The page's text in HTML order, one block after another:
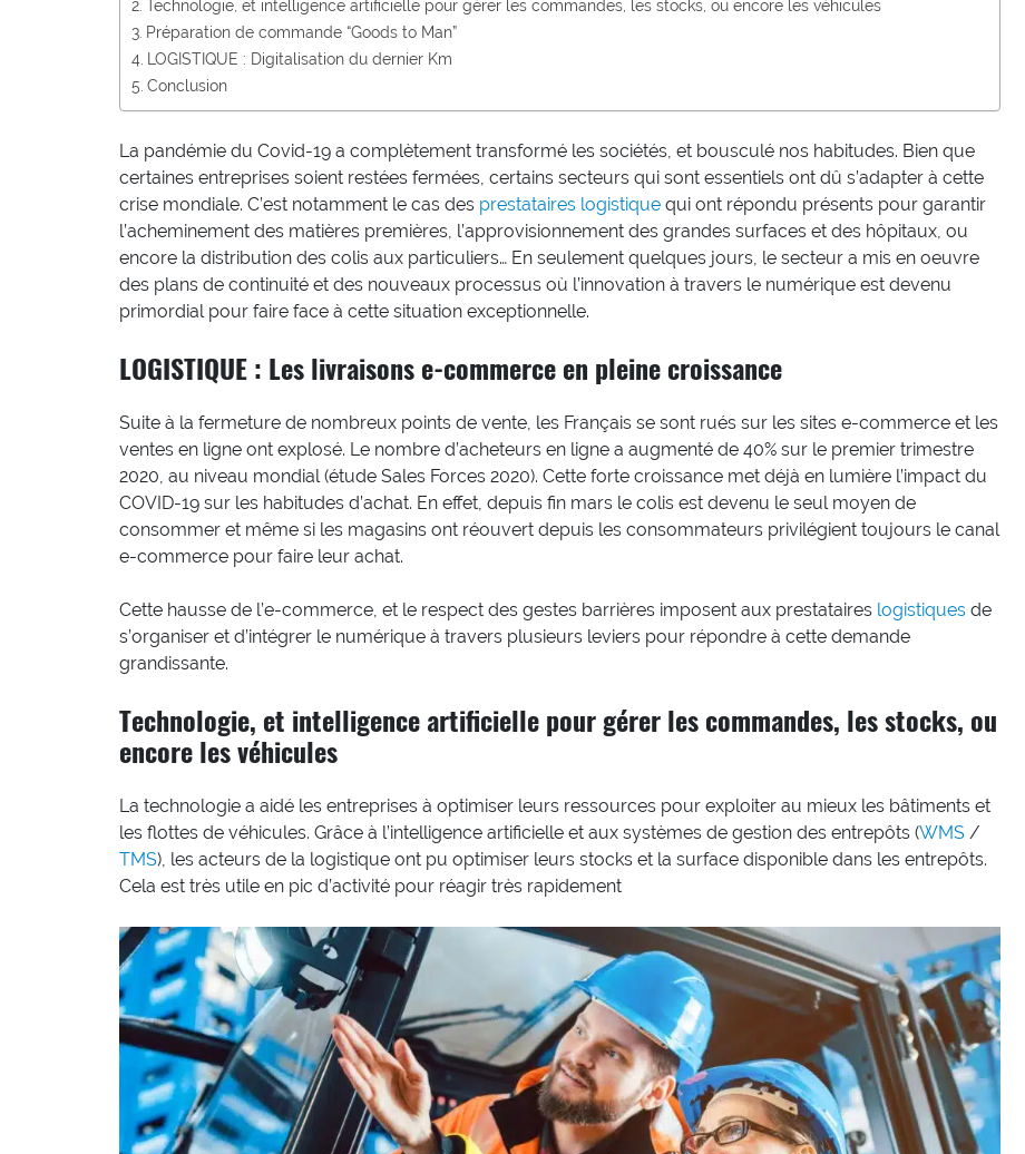
Technologie, et intelligence artificielle pour gérer les commandes, les stocks, ou encore les véhicules
Préparation de commande “Goods to Man”
LOGISTIQUE : Digitalisation du dernier Km
Conclusion
La pandémie du Covid-19 a complètement transformé les sociétés, et bousculé nos habitudes. Bien que
certaines entreprises soient restées fermées, certains secteurs qui sont essentiels ont dû s’adapter à cette
crise mondiale. C’est notamment le cas des prestataires logistique qui ont répondu présents pour garantir
l’acheminement des matières premières, l’approvisionnement des grandes surfaces et des hôpitaux, ou
encore la distribution des colis aux particuliers… En seulement quelques jours, le secteur a mis en oeuvre
des plans de continuité et des nouveaux processus où l’innovation à travers le numérique est devenu
primordial pour faire face à cette situation exceptionnelle.
LOGISTIQUE : Les livraisons e-commerce en pleine croissance
Suite à la fermeture de nombreux points de vente, les Français se sont rués sur les sites e-commerce et les
ventes en ligne ont explosé. Le nombre d’acheteurs en ligne a augmenté de 40% sur le premier trimestre
2020, au niveau mondial (étude Sales Forces 2020). Cette forte croissance met déjà en lumière l’impact du
COVID-19 sur les habitudes d’achat. En effet, depuis fin mars le colis est devenu le seul moyen de
consommer et même si les magasins ont réouvert depuis les consommateurs privilégient toujours le canal
e-commerce pour faire leur achat.
Cette hausse de l’e-commerce, et le respect des gestes barrières imposent aux prestataires logistiques de
s’organiser et d’intégrer le numérique à travers plusieurs leviers pour répondre à cette demande
grandissante.
Technologie, et intelligence artificielle pour gérer les commandes, les stocks, ou
encore les véhicules
La technologie a aidé les entreprises à optimiser leurs ressources pour exploiter au mieux les bâtiments et
les flottes de véhicules. Grâce à l’intelligence artificielle et aux systèmes de gestion des entrepôts (WMS /
TMS), les acteurs de la logistique ont pu optimiser leurs stocks et la surface disponible dans les entrepôts.
Cela est très utile en pic d’activité pour réagir très rapidement